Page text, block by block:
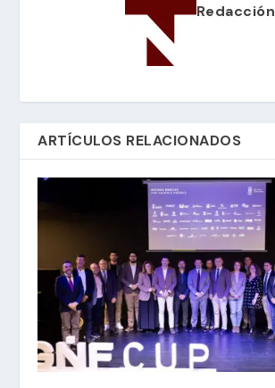
Redacción
ARTÍCULOS RELACIONADOS